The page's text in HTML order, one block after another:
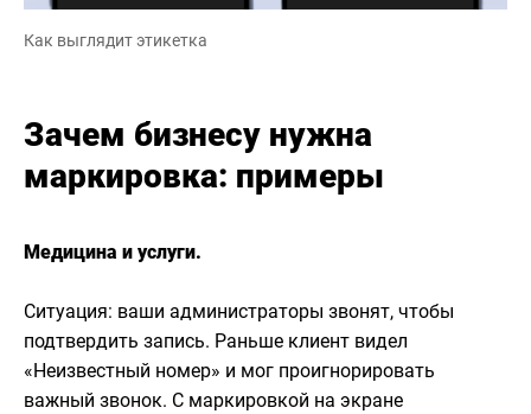
Как выглядит этикетка
Зачем бизнесу нужна
маркировка: примеры
Медицина и услуги.
Ситуация: ваши администраторы звонят, чтобы
подтвердить запись. Раньше клиент видел
«Неизвестный номер» и мог проигнорировать
важный звонок. С маркировкой на экране